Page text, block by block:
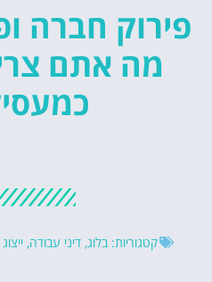
פירוק חברה
מה אתם
קטגוריות: בלוג,דיני עבודה,